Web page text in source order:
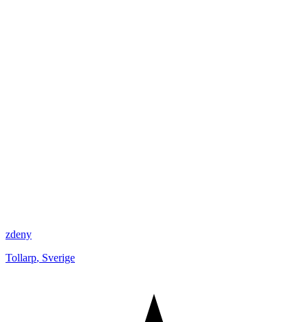
zdeny
Tollarp, Sverige